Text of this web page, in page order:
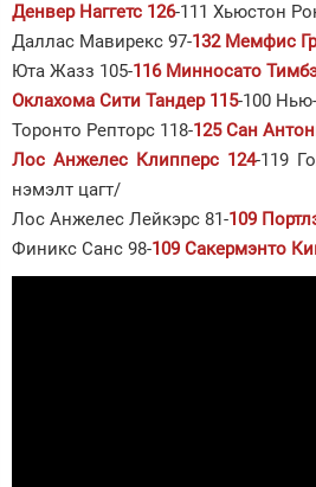
Денвер Наггетс 126-111 Хьюстон
Даллас Мавирекс 97-132 Мемфис
Юта Жазз 105-116 Минносато
Оклахома Сити Тандер 115-100
Торонто Репторс 118-125 Сан
Лос Анжелес Клипперс 124-119
нэмэлт цагт/
Лос Анжелес Лейкэрс 81-109
Финикс Санс 98-109 Сакермэнто